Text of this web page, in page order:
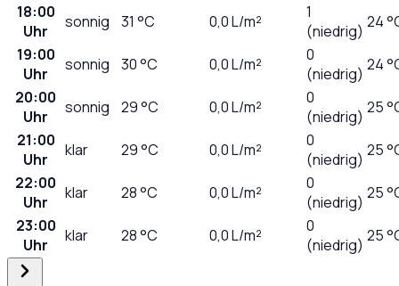
18:00
Uhr
sonnig 31 °C 0,0L/m²
1
(niedrig) 24
19:00
Uhr
sonnig 30°C 0,0L/m²
0
(niedrig) 24
20:00
Uhr
sonnig 29°C 0,0L/m²
0
(niedrig) 25
21:00
Uhr
klar 29°C 0,0L/m²
0
(niedrig) 25
22:00
Uhr
klar 28°C 0,0L/m²
0
(niedrig) 25
23:00
Uhr
klar 28°C 0,0L/m²
0
(niedrig) 25